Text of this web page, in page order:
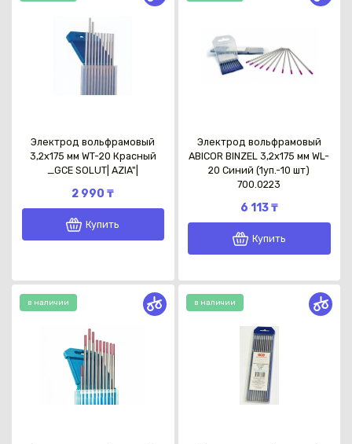
Электрод вольфрамовый
3,2х175 мм WT-20 Красный
_GCE SOLUT| AZIA"|
2 990 ₸
Купить
Электрод вольфрамовый
ABICOR BINZEL 3,2х175 мм WL-
20 Синий (1уп.-10 шт)
700.0223
6 113 ₸
Купить
в наличии в наличии